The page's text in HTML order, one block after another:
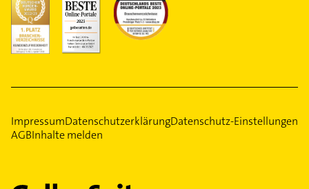
ImpressumDatenschutzerklärungDatenschutz-Einstellungen
AGBInhalte melden